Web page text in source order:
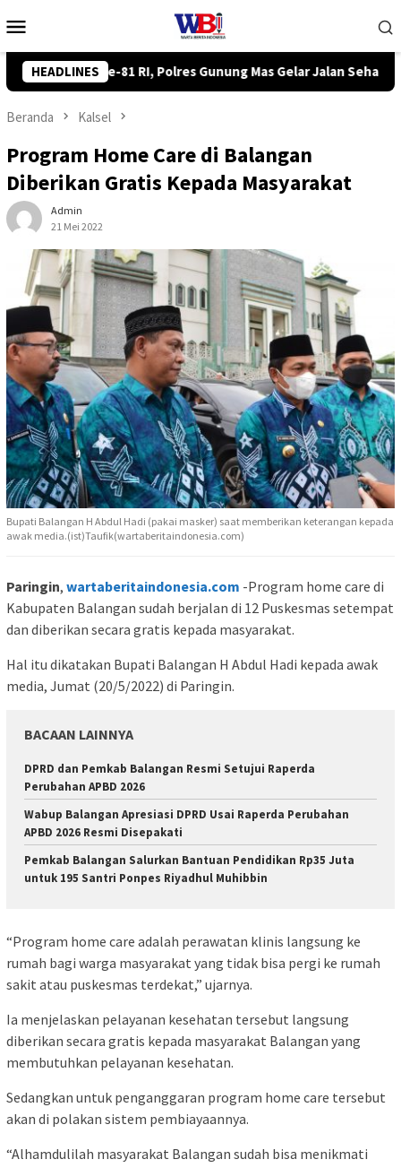
ke
Mobile
HEADLINES
Jalan Sehat hingga Lomba Tangkap Bebek Komisi III
Beranda Kalsel
Program Home Care di Balangan
Diberikan Gratis Kepada Masyarakat
Admin
21 Mei 2022
Bupati Balangan H Abdul Hadi (pakai masker) saat memberikan keterangan kepada
awak media.(ist)Taufik(wartaberitaindonesia.com)
Paringin, wartaberitaindonesia.com -Program home care di
Kabupaten Balangan sudah berjalan di 12 Puskesmas setempat
dan diberikan secara gratis kepada masyarakat.
Hal itu dikatakan Bupati Balangan H Abdul Hadi kepada awak
media, Jumat (20/5/2022) di Paringin.
BACAAN LAINNYA
DPRD dan Pemkab Balangan Resmi Setujui Raperda
Perubahan APBD 2026
Wabup Balangan Apresiasi DPRD Usai Raperda Perubahan
APBD 2026 Resmi Disepakati
Pemkab Balangan Salurkan Bantuan Pendidikan Rp35 Juta
untuk 195 Santri Ponpes Riyadhul Muhibbin
“Program home care adalah perawatan klinis langsung ke
rumah bagi warga masyarakat yang tidak bisa pergi ke rumah
sakit atau puskesmas terdekat,” ujarnya.
Ia menjelaskan pelayanan kesehatan tersebut langsung
diberikan secara gratis kepada masyarakat Balangan yang
membutuhkan pelayanan kesehatan.
Sedangkan untuk penganggaran program home care tersebut
akan di polakan sistem pembiayaannya.
“Alhamdulilah masyarakat Balangan sudah bisa menikmati